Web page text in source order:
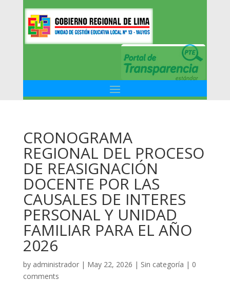
CRONOGRAMA
REGIONAL DEL PROCESO
DE REASIGNACIÓN
DOCENTE POR LAS
CAUSALES DE INTERES
PERSONAL Y UNIDAD
FAMILIAR PARA EL AÑO
2026
by administrador| May 22, 2026 | Sin categoría | 0
comments